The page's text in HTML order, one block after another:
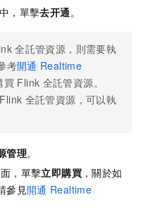
，單擊去开通 。
全託管資源，則需要執
考開通 Realtime
買 Flink 全託管資源。
Flink 全託管資源，可以執
管理。
，單擊立即購買 ，關於如
參見開通 Realtime